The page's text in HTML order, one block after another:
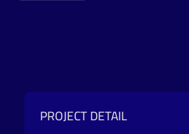
PROJECT DETAIL